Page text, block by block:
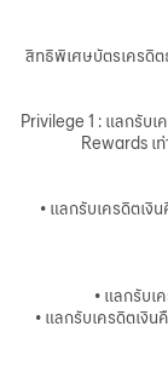
สิทธิพิเศษบัตรเครดิต
Privilege 1 : แลกรับเ
Rewards เ
• แลกรับเครดิตเงิ
• แลกรับเ
• แลกรับเครดิตเงิ